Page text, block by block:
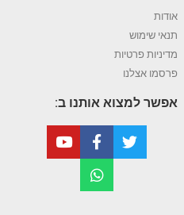
אודות
תנאי שימוש
מדיניות פרטיות
פרסמו אצלנו
אפשר למצוא אותנו ב: